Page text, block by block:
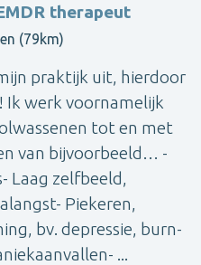
therapeut
(79km)
praktijk uit, hierdoor
Ik werk voornamelijk
tot en met
van bijvoorbeeld… -
Laag zelfbeeld,
Piekeren,
bv. depressie, burn-
...